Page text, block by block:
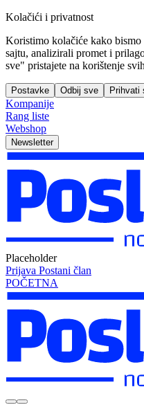
Kolačići i privatnost
Koristimo kolačiće kako bismo
sajtu, analizirali promet i
sve" pristajete na korištenje
Postavke Odbij sve Prihvati
Kompanije
Rang liste
Webshop
Newsletter
Placeholder
Prijava Postani član
POČETNA